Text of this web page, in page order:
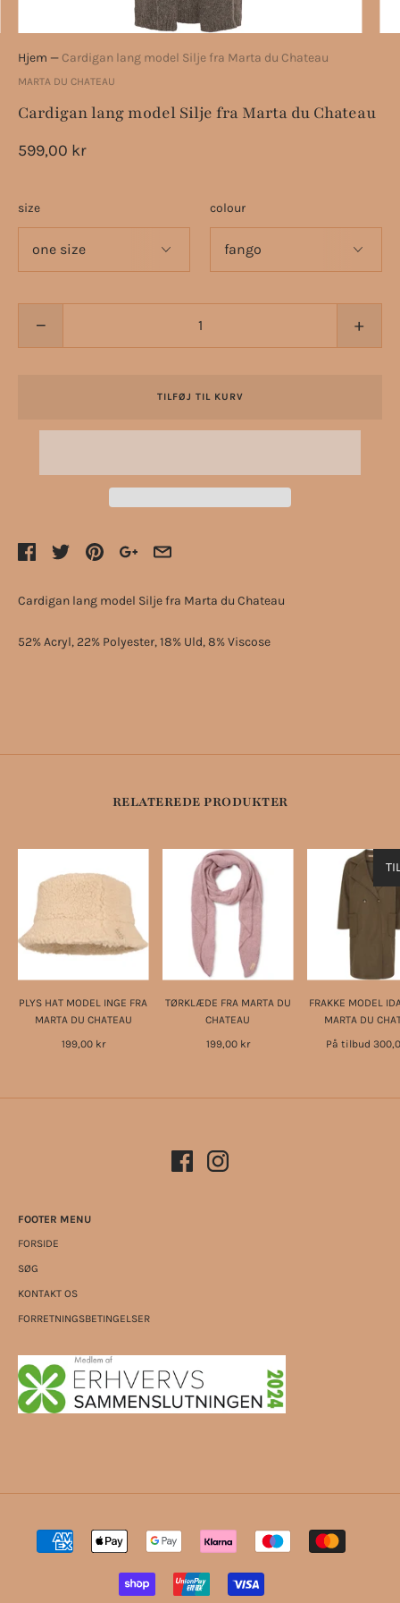
Hjem — Cardigan lang model Silje fra Marta du Chateau
MARTA DU CHATEAU
Cardigan lang model Silje fra Marta du Chateau
599,00 kr
size colour
− +
TILFØJ TIL KURV
Cardigan lang model Silje fra Marta du Chateau
52% Acryl, 22% Polyester, 18% Uld, 8% Viscose
RELATEREDE PRODUKTER
PLYS HAT MODEL INGE FRA
MARTA DU CHATEAU
199,00 kr
TØRKLÆDE FRA MARTA DU
CHATEAU
199,00 kr
FRAKKE MODEL
MARTA DU
På tilbud
FOOTER MENU
FORSIDE
SØG
KONTAKT OS
FORRETNINGSBETINGELSER